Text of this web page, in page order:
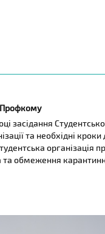
Профкому
засідання
та необхідні
організація
обмеження